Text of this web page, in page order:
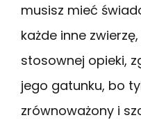
musisz mieć
każde inne
stosownej opieki,
jego gatunku, bo
zrównoważony i